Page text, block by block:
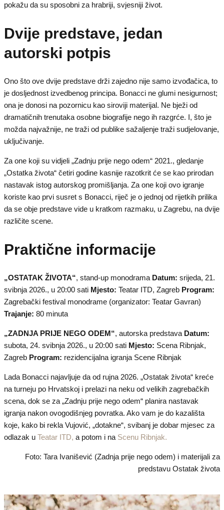
pokažu da su sposobni za hrabriji, svjesniji život.
Dvije predstave, jedan
autorski potpis
Ono što ove dvije predstave drži zajedno nije samo izvođačica, to
je dosljednost izvedbenog principa. Bonacci ne glumi nesigurnost;
ona je donosi na pozornicu kao siroviji materijal. Ne bježi od
dramatičnih trenutaka osobne biografije nego ih razgrće. I, što je
možda najvažnije, ne traži od publike sažaljenje traži sudjelovanje,
uključivanje.
Za one koji su vidjeli „Zadnju prije nego odem“ 2021., gledanje
„Ostatka života“ četiri godine kasnije razotkrit će se kao prirodan
nastavak istog autorskog promišljanja. Za one koji ovo igranje
koriste kao prvi susret s Bonacci, riječ je o jednoj od rijetkih prilika
da se obje predstave vide u kratkom razmaku, u Zagrebu, na dvije
različite scene.
Praktične informacije
„OSTATAK ŽIVOTA“, stand-up monodrama Datum: srijeda, 21.
svibnja 2026., u 20:00 sati Mjesto: Teatar ITD, Zagreb Program:
Zagrebački festival monodrame (organizator: Teatar Gavran)
Trajanje: 80 minuta
„ZADNJA PRIJE NEGO ODEM“, autorska predstava Datum:
subota, 24. svibnja 2026., u 20:00 sati Mjesto: Scena Ribnjak,
Zagreb Program: rezidencijalna igranja Scene Ribnjak
Lada Bonacci najavljuje da od rujna 2026. „Ostatak života“ kreće
na turneju po Hrvatskoj i prelazi na neku od velikih zagrebačkih
scena, dok se za „Zadnju prije nego odem“ planira nastavak
igranja nakon ovogodišnjeg povratka. Ako vam je do kazališta
koje, kako bi rekla Vujović, „dotakne“, svibanj je dobar mjesec za
odlazak u Teatar ITD, a potom i na Scenu Ribnjak.
Foto: Tara Ivanišević (Zadnja prije nego odem) i materijali za
predstavu Ostatak života